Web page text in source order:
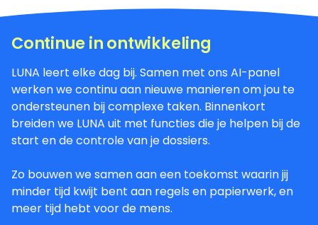
Continue in ontwikkeling
LUNA leert elke dag bij. Samen met ons AI-panel
werken we continu aan nieuwe manieren om jou te
ondersteunen bij complexe taken. Binnenkort
breiden we LUNA uit met functies die je helpen bij de
start en de controle van je dossiers.
Zo bouwen we samen aan een toekomst waarin jij
minder tijd kwijt bent aan regels en papierwerk, en
meer tijd hebt voor de mens.